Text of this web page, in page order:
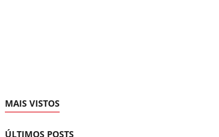
MAIS VISTOS
ÚLTIMOS POSTS